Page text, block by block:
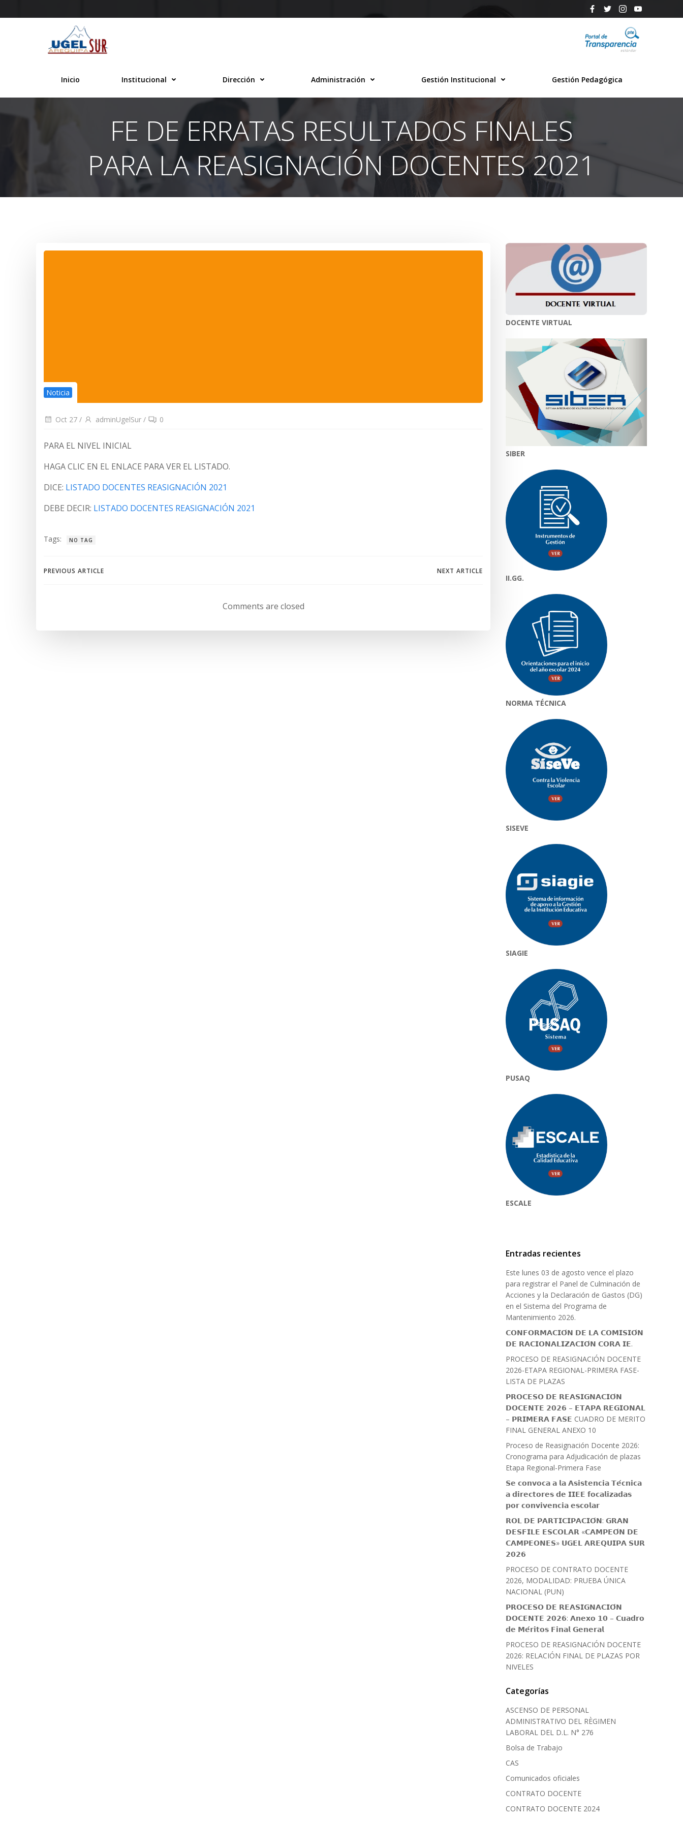
al
Inicio Institucional Dirección Administración Gestión Institucional Gestión Pedagógica
FE DE ERRATAS RESULTADOS FINALES
PARA LA REASIGNACIÓN DOCENTES 2021
Noticia
Oct 27 / adminUgelSur / 0
PARA EL NIVEL INICIAL
HAGA CLIC EN EL ENLACE PARA VER EL LISTADO.
DICE: LISTADO DOCENTES REASIGNACIÓN 2021
DEBE DECIR: LISTADO DOCENTES REASIGNACIÓN 2021
Tags: NO TAG
Navegación
entradas
PREVIOUS ARTICLE
de
entradas
NEXT ARTICLE
Comments are closed
DOCENTE VIRTUAL
SIBER
II.GG.
NORMA TÉCNICA
SISEVE
SIAGIE
PUSAQ
ESCALE
Entradas recientes
Este lunes 03 de agosto vence el plazo
para registrar el Panel de Culminación de
Acciones y la Declaración de Gastos (DG)
en el Sistema del Programa de
Mantenimiento 2026.
𝗖𝗢𝗡𝗙𝗢𝗥𝗠𝗔𝗖𝗜𝗢́𝗡 𝗗𝗘 𝗟𝗔 𝗖𝗢𝗠𝗜𝗦𝗜𝗢́𝗡
𝗗𝗘 𝗥𝗔𝗖𝗜𝗢𝗡𝗔𝗟𝗜𝗭𝗔𝗖𝗜𝗢́𝗡 𝗖𝗢𝗥𝗔 𝗜𝗘.
PROCESO DE REASIGNACIÓN DOCENTE
2026-ETAPA REGIONAL-PRIMERA FASE-
LISTA DE PLAZAS
𝗣𝗥𝗢𝗖𝗘𝗦𝗢 𝗗𝗘 𝗥𝗘𝗔𝗦𝗜𝗚𝗡𝗔𝗖𝗜𝗢́𝗡
𝗗𝗢𝗖𝗘𝗡𝗧𝗘 𝟮𝟬𝟮𝟲 – 𝗘𝗧𝗔𝗣𝗔 𝗥𝗘𝗚𝗜𝗢𝗡𝗔𝗟
– 𝗣𝗥𝗜𝗠𝗘𝗥𝗔 𝗙𝗔𝗦𝗘 CUADRO DE MERITO
FINAL GENERAL ANEXO 10
Proceso de Reasignación Docente 2026:
Cronograma para Adjudicación de plazas
Etapa Regional-Primera Fase
𝗦𝗲 𝗰𝗼𝗻𝘃𝗼𝗰𝗮 𝗮 𝗹𝗮 𝗔𝘀𝗶𝘀𝘁𝗲𝗻𝗰𝗶𝗮 𝗧𝗲́𝗰𝗻𝗶𝗰𝗮
𝗮 𝗱𝗶𝗿𝗲𝗰𝘁𝗼𝗿𝗲𝘀 𝗱𝗲 𝗜𝗜𝗘𝗘 𝗳𝗼𝗰𝗮𝗹𝗶𝘇𝗮𝗱𝗮𝘀
𝗽𝗼𝗿 𝗰𝗼𝗻𝘃𝗶𝘃𝗲𝗻𝗰𝗶𝗮 𝗲𝘀𝗰𝗼𝗹𝗮𝗿
𝗥𝗢𝗟 𝗗𝗘 𝗣𝗔𝗥𝗧𝗜𝗖𝗜𝗣𝗔𝗖𝗜𝗢́𝗡: 𝗚𝗥𝗔𝗡
𝗗𝗘𝗦𝗙𝗜𝗟𝗘 𝗘𝗦𝗖𝗢𝗟𝗔𝗥 «𝗖𝗔𝗠𝗣𝗘𝗢́𝗡 𝗗𝗘
𝗖𝗔𝗠𝗣𝗘𝗢𝗡𝗘𝗦» 𝗨𝗚𝗘𝗟 𝗔𝗥𝗘𝗤𝗨𝗜𝗣𝗔 𝗦𝗨𝗥
𝟮𝟬𝟮𝟲
PROCESO DE CONTRATO DOCENTE
2026, MODALIDAD: PRUEBA ÚNICA
NACIONAL (PUN)
𝗣𝗥𝗢𝗖𝗘𝗦𝗢 𝗗𝗘 𝗥𝗘𝗔𝗦𝗜𝗚𝗡𝗔𝗖𝗜𝗢́𝗡
𝗗𝗢𝗖𝗘𝗡𝗧𝗘 𝟮𝟬𝟮𝟲: 𝗔𝗻𝗲𝘅𝗼 𝟭𝟬 – 𝗖𝘂𝗮𝗱𝗿𝗼
𝗱𝗲 𝗠𝗲́𝗿𝗶𝘁𝗼𝘀 𝗙𝗶𝗻𝗮𝗹 𝗚𝗲𝗻𝗲𝗿𝗮𝗹
PROCESO DE REASIGNACIÓN DOCENTE
2026: RELACIÓN FINAL DE PLAZAS POR
NIVELES
Categorías
ASCENSO DE PERSONAL
ADMINISTRATIVO DEL RÈGIMEN
LABORAL DEL D.L. N° 276
Bolsa de Trabajo
CAS
Comunicados oficiales
CONTRATO DOCENTE
CONTRATO DOCENTE 2024